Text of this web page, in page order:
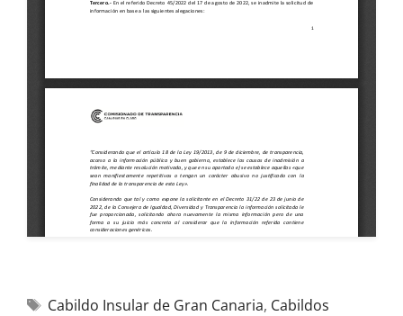
Cabildo Insular de Gran Canaria, Cabildos